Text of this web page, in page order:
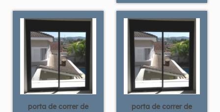
porta de correr de
porta de correr de